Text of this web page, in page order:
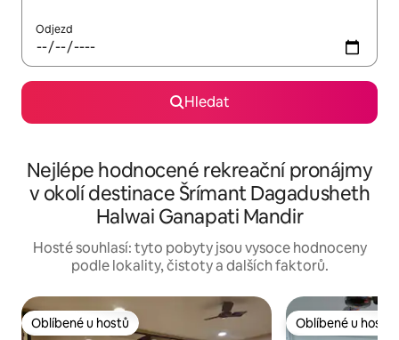
Odjezd
Hledat
Nejlépe hodnocené rekreační pronájmy
v okolí destinace Šrímant Dagadusheth
Halwai Ganapati Mandir
Hosté souhlasí: tyto pobyty jsou vysoce hodnoceny
podle lokality, čistoty a dalších faktorů.
Oblíbené u hostů
Oblíbené u hostů Oblíbené u hostů
Oblíbené u hostů